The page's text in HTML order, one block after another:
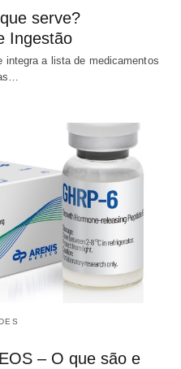
serve?
Ingestão
integra a lista de medicamentos
– O que são e